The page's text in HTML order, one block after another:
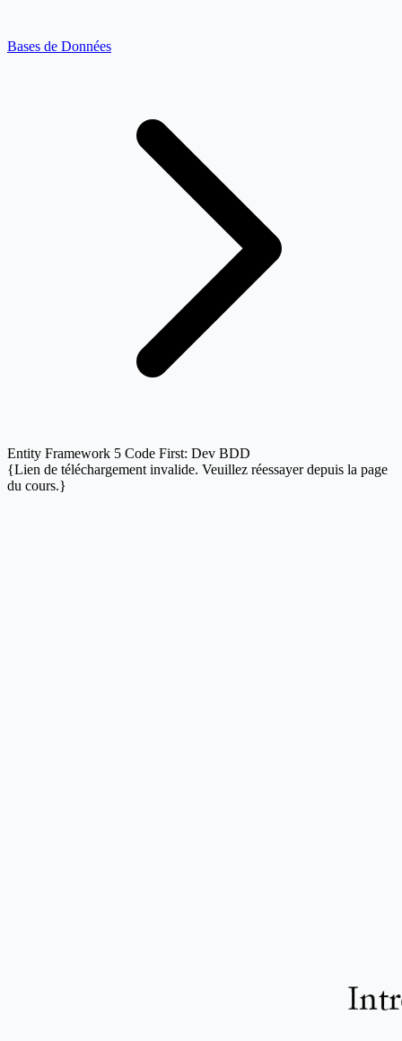
Bases de Données
Entity Framework 5 Code First: Dev BDD
{Lien de téléchargement invalide. Veuillez réessayer depuis la page
du cours.}